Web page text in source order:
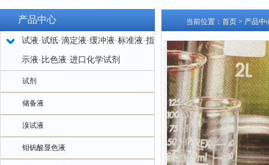
产品中心
试液·试纸·滴定液·缓冲液·标准液·指
示液·比色液·进口化学试剂
试剂
储备液
溴试液
钼钒酸显色液
当前位置： 首页 > 产品中